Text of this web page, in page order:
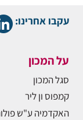
עקבו אחרינו:
על המכון
סגל המכון
קמפוס ון ליר
האקדמיה ע"ש